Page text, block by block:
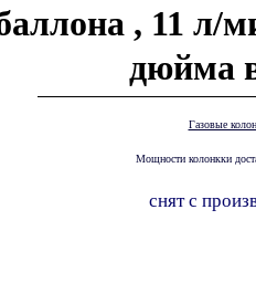
, 11 л/
дюйма
Газовые
Мощности колонкки
снят с